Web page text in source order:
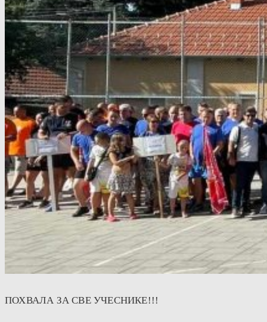
ПОХВАЛА ЗА СВЕ УЧЕСНИКЕ!!!